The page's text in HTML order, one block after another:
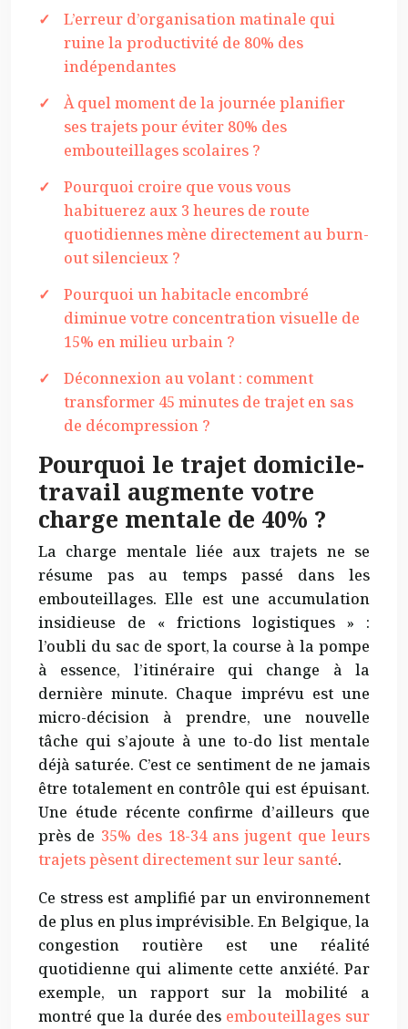
L’erreur d’organisation matinale qui
ruine la productivité de 80% des
indépendantes
À quel moment de la journée planifier
ses trajets pour éviter 80% des
embouteillages scolaires ?
Pourquoi croire que vous vous
habituerez aux 3 heures de route
quotidiennes mène directement au burn-
out silencieux ?
Pourquoi un habitacle encombré
diminue votre concentration visuelle de
15% en milieu urbain ?
Déconnexion au volant : comment
transformer 45 minutes de trajet en sas
de décompression ?
Pourquoi le trajet domicile-
travail augmente votre
charge mentale de 40% ?
La charge mentale liée aux trajets ne se
résume pas au temps passé dans les
embouteillages. Elle est une accumulation
insidieuse de « frictions logistiques » :
l’oubli du sac de sport, la course à la pompe
à essence, l’itinéraire qui change à la
dernière minute. Chaque imprévu est une
micro-décision à prendre, une nouvelle
tâche qui s’ajoute à une to-do list mentale
déjà saturée. C’est ce sentiment de ne jamais
être totalement en contrôle qui est épuisant.
Une étude récente confirme d’ailleurs que
près de 35% des 18-34 ans jugent que leurs
trajets pèsent directement sur leur santé.
Ce stress est amplifié par un environnement
de plus en plus imprévisible. En Belgique, la
congestion routière est une réalité
quotidienne qui alimente cette anxiété. Par
exemple, un rapport sur la mobilité a
montré que la durée des embouteillages sur